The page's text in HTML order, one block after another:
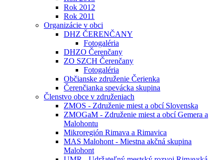
Rok 2012
Rok 2011
Organizácie v obci
DHZ ČERENČANY
Fotogaléria
DHZO Čerenčany
ZO SZCH Čerenčany
Fotogaléria
Občianske združenie Čerienka
Čerenčianka spevácka skupina
Členstvo obce v združeniach
ZMOS - Združenie miest a obcí Slovenska
ZMOGaM - Združenie miest a obcí Gemera a
Malohontu
Mikroregión Rimava a Rimavica
MAS Malohont - Miestna akčná skupina
Malohont